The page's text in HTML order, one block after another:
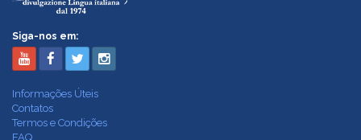
Siga-nos em:
Informações Úteis
Contatos
Termos e Condições
FAQ